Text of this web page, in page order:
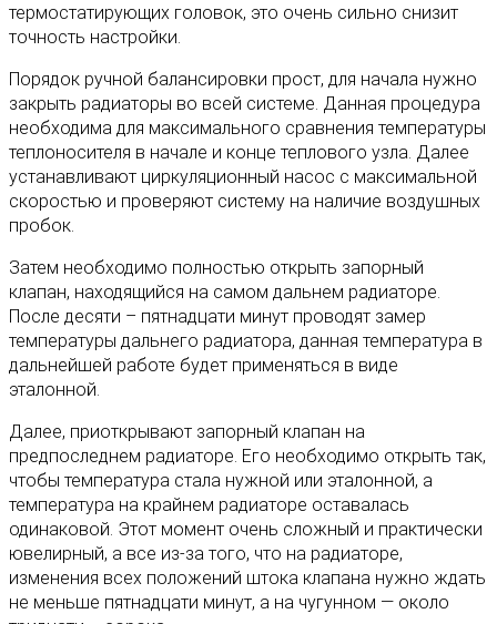
термостатирующих головок, это очень сильно снизит
точность настройки.
Порядок ручной балансировки прост, для начала нужно
закрыть радиаторы во всей системе. Данная процедура
необходима для максимального сравнения температуры
теплоносителя в начале и конце теплового узла. Далее
устанавливают циркуляционный насос с максимальной
скоростью и проверяют систему на наличие воздушных
пробок.
Затем необходимо полностью открыть запорный
клапан, находящийся на самом дальнем радиаторе.
После десяти – пятнадцати минут проводят замер
температуры дальнего радиатора, данная температура в
дальнейшей работе будет применяться в виде
эталонной.
Далее, приоткрывают запорный клапан на
предпоследнем радиаторе. Его необходимо открыть так,
чтобы температура стала нужной или эталонной, а
температура на крайнем радиаторе оставалась
одинаковой. Этот момент очень сложный и практически
ювелирный, а все из-за того, что на радиаторе,
изменения всех положений штока клапана нужно ждать
не меньше пятнадцати минут, а на чугунном — около